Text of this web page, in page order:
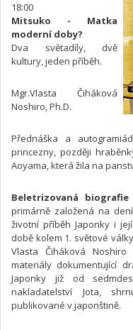
18:00
Mitsuko - Matka
moderní doby?
Dva světadíly, dvě
kultury, jeden příběh.
Mgr.Vlasta Čiháková
Noshiro, Ph.D.
Přednáška a
princezny, později
Aoyama, která žila na
Beletrizovaná
primárně založená na
životní příběh Japonky i
době kolem 1. světové
Vlasta Čiháková
materiály dokumentující
Japonky již od
nakladatelství Jota,
publikované v japonštině.